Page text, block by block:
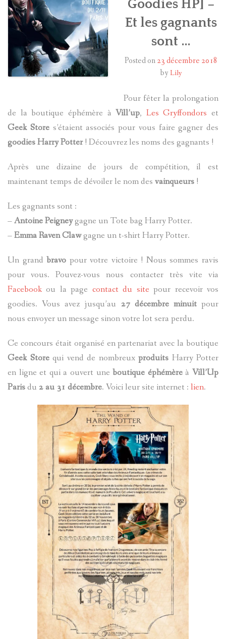
HARRY POTTER
LES ACTEURS
J.K. ROWLING
A PROPOS
Goodies HP] –
Et les gagnants
sont …
Posted on23 décembre 2018
by Lily
Pour fêter la prolongation
de la boutique éphémère àVill’up, Les Gryffondors et
Geek Stores’étaient associés pour vous faire gagner des
goodies Harry Potter! Découvrez les noms des gagnants !
Après une dizaine de jours de compétition, il est
maintenant temps de dévoiler le nom des vainqueurs !
Les gagnants sont :
–Antoine Peigneygagne un Tote bag Harry Potter.
–Emma Raven Clawgagne un t-shirt Harry Potter.
Un grandbravo pour votre victoire ! Nous sommes ravis
pour vous. Pouvez-vous nous contacter très vite via
Facebook ou la page contact du site pour recevoir vos
goodies. Vous avez jusqu’au 27 décembre minuitpour
nous envoyer un message sinon votre lot sera perdu.
Ce concours était organisé en partenariat avec la boutique
Geek Storequi vend de nombreux produits Harry Potter
en ligne et qui a ouvert uneboutique éphémèreàVill’Up
Parisdu 2 au 31 décembre. Voici leur site internet : lien.